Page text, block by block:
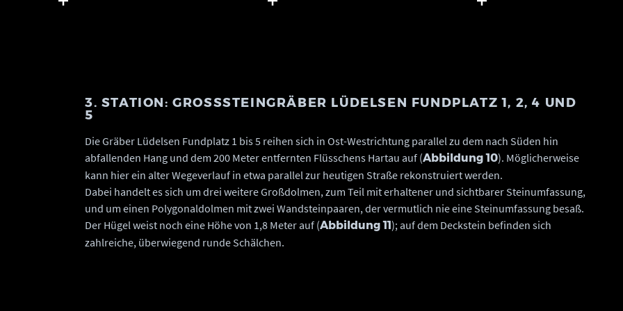
3. STATION: GROSSSTEINGRÄBER LÜDELSEN FUNDPLATZ 1, 2, 4 UND 5
Die Gräber Lüdelsen Fundplatz 1 bis 5 reihen sich in Ost-Westrichtung parallel zu dem nach Süden hin
abfallenden Hang und dem 200 Meter entfernten Flüsschens Hartau auf (Abbildung 10). Möglicherweise
kann hier ein alter Wegeverlauf in etwa parallel zur heutigen Straße rekonstruiert werden.
Dabei handelt es sich um drei weitere Großdolmen, zum Teil mit erhaltener und sichtbarer Steinumfassung,
und um einen Polygonaldolmen mit zwei Wandsteinpaaren, der vermutlich nie eine Steinumfassung besaß.
Der Hügel weist noch eine Höhe von 1,8 Meter auf (Abbildung 11 ); auf dem Deckstein befinden sich
zahlreiche, überwiegend runde Schälchen.